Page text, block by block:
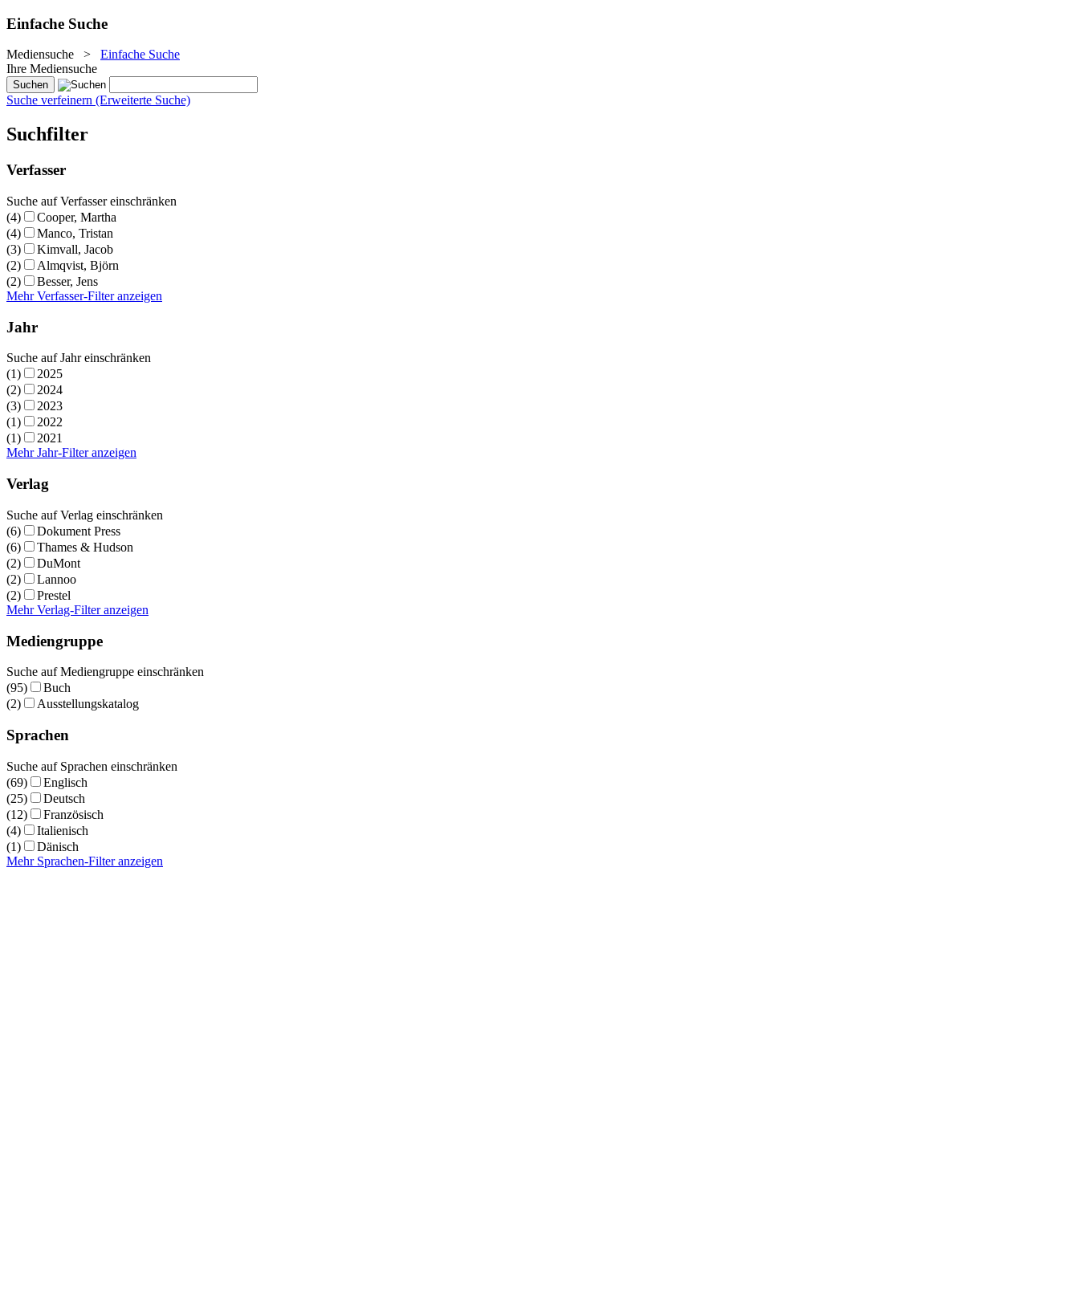
Einfache Suche
Mediensuche > Einfache Suche
Ihre Mediensuche
Suche verfeinern (Erweiterte Suche)
Suchfilter
Verfasser
Suche auf Verfasser einschränken
(4)
Cooper, Martha
(4)
Manco, Tristan
(3)
Kimvall, Jacob
(2)
Almqvist, Björn
(2)
Besser, Jens
Mehr Verfasser-Filter anzeigen
Jahr
Suche auf Jahr einschränken
(1)
2025
(2)
2024
(3)
2023
(1)
2022
(1)
2021
Mehr Jahr-Filter anzeigen
Verlag
Suche auf Verlag einschränken
(6)
Dokument Press
(6)
Thames & Hudson
(2)
DuMont
(2)
Lannoo
(2)
Prestel
Mehr Verlag-Filter anzeigen
Mediengruppe
Suche auf Mediengruppe einschränken
(95)
Buch
(2)
Ausstellungskatalog
Sprachen
Suche auf Sprachen einschränken
(69)
Englisch
(25)
Deutsch
(12)
Französisch
(4)
Italienisch
(1)
Dänisch
Mehr Sprachen-Filter anzeigen